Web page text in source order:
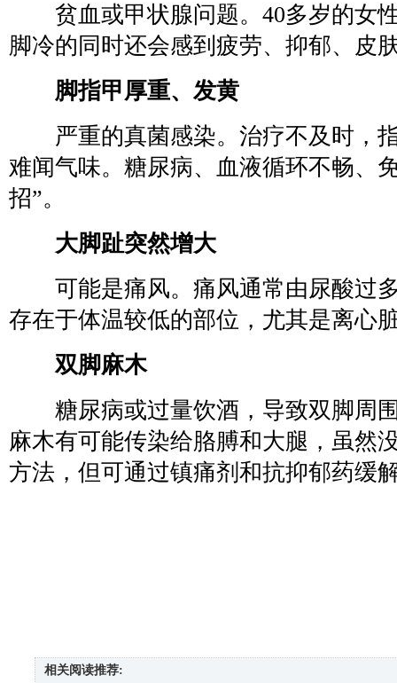
贫血或甲状腺问题。40多岁的女
脚冷的同时还会感到疲劳、抑郁、皮
脚指甲厚重、发黄
严重的真菌感染。治疗不及时，
难闻气味。糖尿病、血液循环不畅、
招”。
大脚趾突然增大
可能是痛风。痛风通常由尿酸过
存在于体温较低的部位，尤其是离心
双脚麻木
糖尿病或过量饮酒，导致双脚周
麻木有可能传染给胳膊和大腿，虽然
方法，但可通过镇痛剂和抗抑郁药缓
相关阅读推荐: